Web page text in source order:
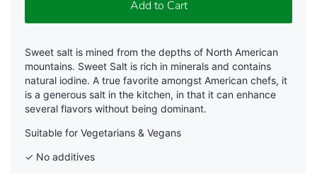
Add to Cart
Sweet salt is mined from the depths of North American
mountains. Sweet Salt is rich in minerals and contains
natural iodine. A true favorite amongst American chefs, it
is a generous salt in the kitchen, in that it can enhance
several flavors without being dominant.
Suitable for Vegetarians & Vegans
✓ No additives